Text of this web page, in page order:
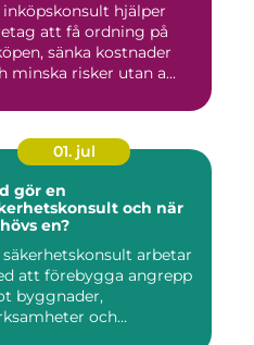
inköpskonsult hjälper
att få ordning på
sänka kostnader
minska risker utan a...
01. jul
gör en
och när
en?
säkerhetskonsult arbetar
att förebygga angrepp
byggnader,
och